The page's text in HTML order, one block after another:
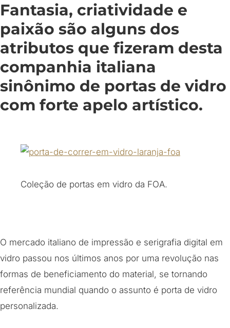
Fantasia, criatividade e
paixão são alguns dos
atributos que fizeram desta
companhia italiana
sinônimo de portas de vidro
com forte apelo artístico.
Coleção de portas em vidro da FOA.
O mercado italiano de impressão e serigrafia digital em
vidro passou nos últimos anos por uma revolução nas
formas de beneficiamento do material, se tornando
referência mundial quando o assunto é porta de vidro
personalizada.